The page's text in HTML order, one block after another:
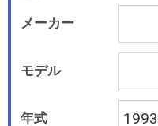
メーカー
モデル
年式